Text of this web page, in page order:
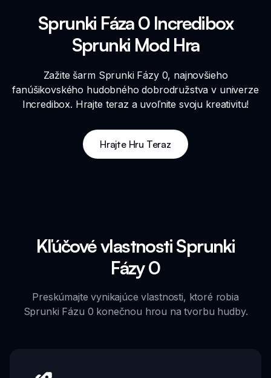
Sprunki Fáza 0 Incredibox
Sprunki Mod Hra
Zažite šarm Sprunki Fázy 0, najnovšieho
fanúšikovského hudobného dobrodružstva v univerze
Incredibox. Hrajte teraz a uvoľnite svoju kreativitu!
Hrajte Hru Teraz
Kľúčové vlastnosti Sprunki
Fázy 0
Preskúmajte vynikajúce vlastnosti, ktoré robia
Sprunki Fázu 0 konečnou hrou na tvorbu hudby.